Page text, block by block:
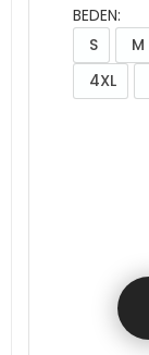
BEDEN:
S
M
4XL